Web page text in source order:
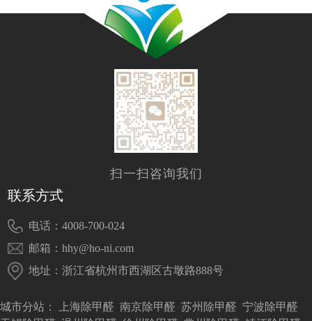
扫一扫咨询我们
联系方式
电话：4008-700-024
邮箱：hhy@ho-ni.com
地址：浙江省杭州市西湖区古墩路888号
城市分站： 上海除甲醛 南京除甲醛 苏州除甲醛 宁波除甲醛